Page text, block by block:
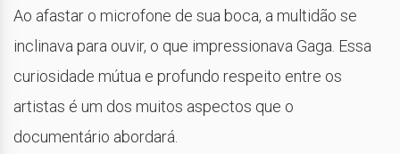
Ao afastar o microfone de sua boca, a multidão se
inclinava para ouvir, o que impressionava Gaga. Essa
curiosidade mútua e profundo respeito entre os
artistas é um dos muitos aspectos que o
documentário abordará.